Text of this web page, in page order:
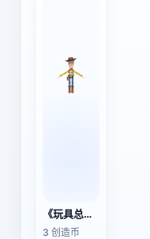
《玩具总动员》伍迪
3 创造币